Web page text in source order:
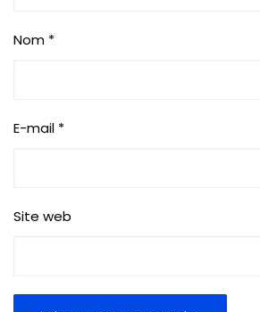
Nom *
E-mail *
Site web